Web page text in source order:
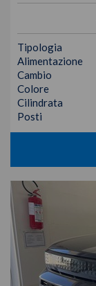
Tipologia
Alimentazione
Cambio
Colore
Cilindrata
Posti